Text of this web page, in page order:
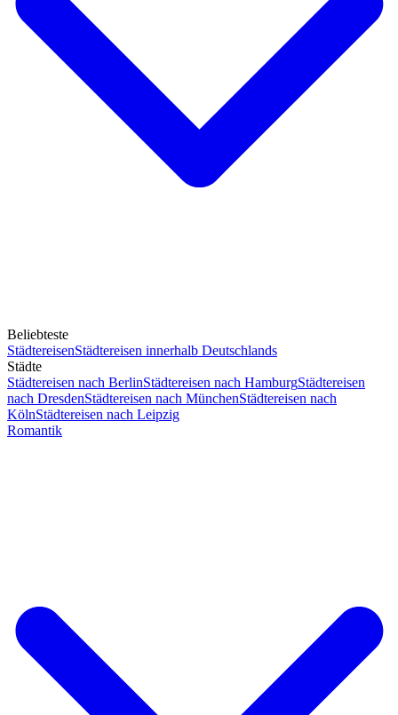
Beliebteste
StädtereisenStädtereisen innerhalb Deutschlands
Städte
Städtereisen nach BerlinStädtereisen nach HamburgStädtereisen
nach DresdenStädtereisen nach MünchenStädtereisen nach
KölnStädtereisen nach Leipzig
Romantik